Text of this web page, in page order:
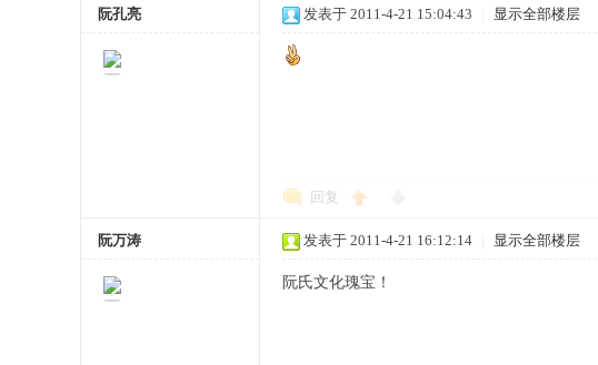
阮孔亮 发表于 2011-4-21 15:04:43 显示全部楼层
回复
阮万涛 发表于 2011-4-21 16:12:14 显示全部楼层
阮氏文化瑰宝！